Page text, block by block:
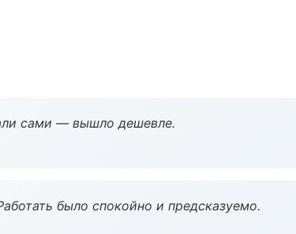
сами — вышло дешевле.
было спокойно и предсказуемо.